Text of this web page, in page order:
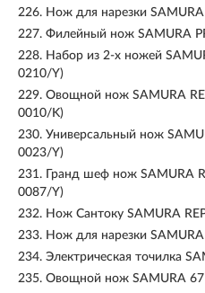
226. Нож для нарезки
227. Филейный нож SAMURA
228. Набор из 2-х ножей
0210/Y)
229. Овощной нож SAMURA
0010/K)
230. Универсальный нож
0023/Y)
231.
Гранд шеф нож SAMURA
0087/Y)
232. Нож Сантоку SAMURA
233. Нож для нарезки
234. Электрическая точилка
235. Овощной нож SAMURA 67